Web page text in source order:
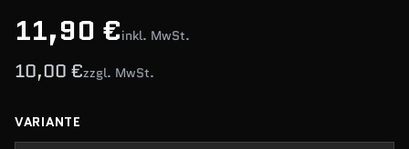
11,90 €inkl. MwSt.
10,00 €zzgl. MwSt.
VARIANTE